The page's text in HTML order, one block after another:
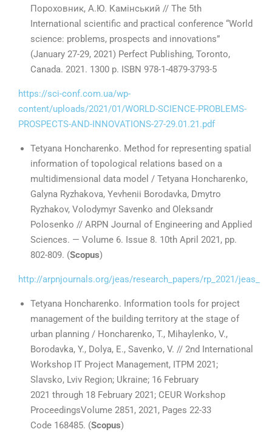
Пороховник, А.Ю. Камінський // The 5th
International scientific and practical conference “World
science: problems, prospects and innovations”
(January 27-29, 2021) Perfect Publishing, Toronto,
Canada. 2021. 1300 p. ISBN 978-1-4879-3793-5
https://sci-conf.com.ua/wp-
content/uploads/2021/01/WORLD-SCIENCE-PROBLEMS-
PROSPECTS-AND-INNOVATIONS-27-29.01.21.pdf
Tetyana Honcharenko. Method for representing spatial
information of topological relations based on a
multidimensional data model / Tetyana Honcharenko,
Galyna Ryzhakova, Yevhenii Borodavka, Dmytro
Ryzhakov, Volodymyr Savenko and Oleksandr
Polosenko // ARPN Journal of Engineering and Applied
Sciences. — Volume 6. Issue 8. 10th April 2021, pp.
802-809. (Scopus)
http://arpnjournals.org/jeas/research_papers/rp_2021/
Tetyana Honcharenko. Information tools for project
management of the building territory at the stage of
urban planning / Honcharenko, T., Mihaylenko, V.,
Borodavka, Y., Dolya, E., Savenko, V. // 2nd International
Workshop IT Project Management, ITPM 2021;
Slavsko, Lviv Region; Ukraine; 16 February
2021 through 18 February 2021; CEUR Workshop
ProceedingsVolume 2851, 2021, Pages 22-33
Code 168485. (Scopus)